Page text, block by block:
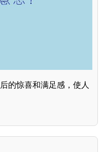
的惊喜和满足感，使人